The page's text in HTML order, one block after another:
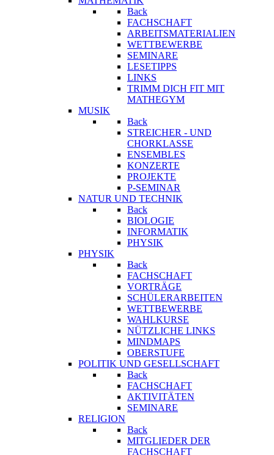
Back
FACHSCHAFT
ARBEITSMATERIALIEN
WETTBEWERBE
SEMINARE
LESETIPPS
LINKS
TRIMM DICH FIT MIT
MATHEGYM
MUSIK
Back
STREICHER - UND
CHORKLASSE
ENSEMBLES
KONZERTE
PROJEKTE
P-SEMINAR
NATUR UND TECHNIK
Back
BIOLOGIE
INFORMATIK
PHYSIK
PHYSIK
Back
FACHSCHAFT
VORTRÄGE
SCHÜLERARBEITEN
WETTBEWERBE
WAHLKURSE
NÜTZLICHE LINKS
MINDMAPS
OBERSTUFE
POLITIK UND GESELLSCHAFT
Back
FACHSCHAFT
AKTIVITÄTEN
SEMINARE
RELIGION
Back
MITGLIEDER DER
FACHSCHAFT